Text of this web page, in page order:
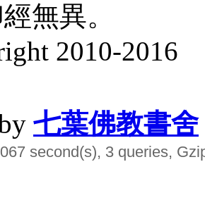
無異。
2010-2016
七葉佛教書舍
second(s), 3 queries,